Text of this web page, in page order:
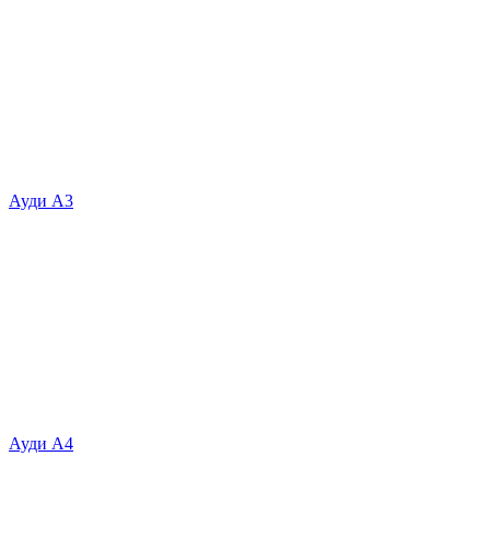
Ауди А3
Ауди А4